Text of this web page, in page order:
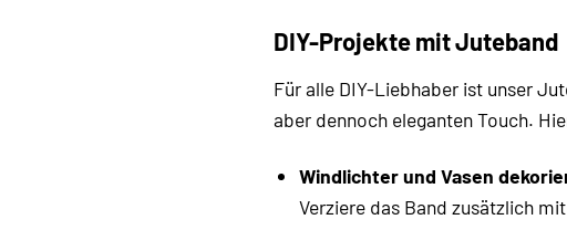
DIY-Projekte mit Juteband
Für alle DIY-Liebhaber ist unser
aber dennoch eleganten Touch.
Windlichter und Vasen
Verziere das Band zusätzlich